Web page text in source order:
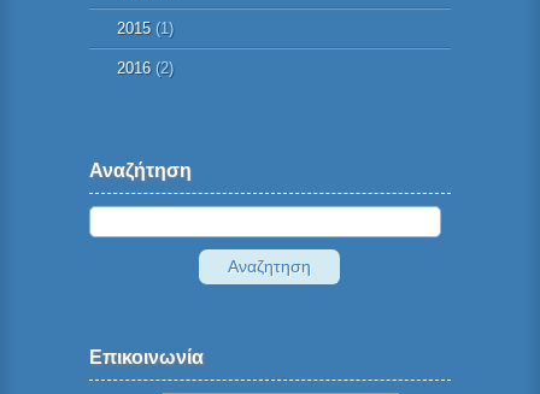
2015(1)
2016(2)
Αναζήτηση
Επικοινωνία